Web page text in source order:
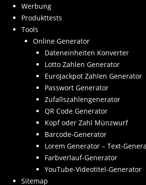
Werbung
Produkttests
Tools
Online Generator
Dateneinheiten Konverter
Lotto Zahlen Generator
EuroJackpot Zahlen Generator
Passwort Generator
Zufallszahlengenerator
QR Code Generator
Kopf oder Zahl Münzwurf
Barcode-Generator
Lorem Generator – Text-
Farbverlauf-Generator
YouTube-Videotitel-Generator
Sitemap